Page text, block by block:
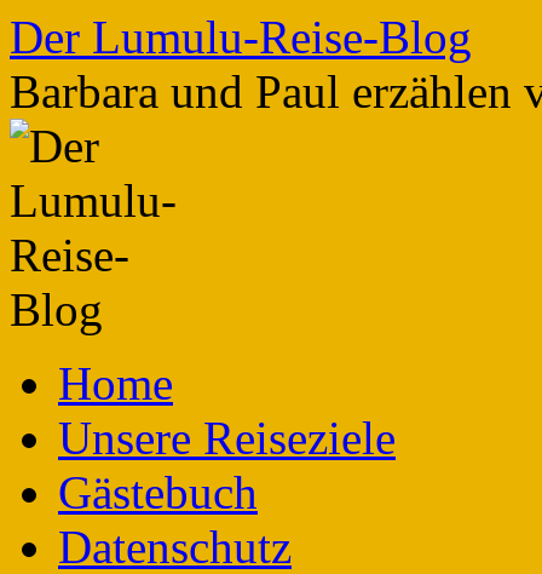
Zum
Inhalt
springen
Der Lumulu-Reise-Blog
Barbara und Paul erzählen
Home
Unsere Reiseziele
Gästebuch
Datenschutz